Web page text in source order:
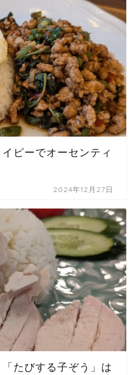
ピーでオーセンティ
2024年12月27日
「たびする子ぞう」は